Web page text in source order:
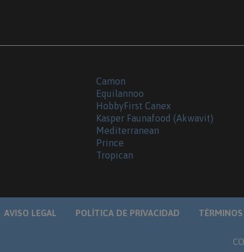
Camon
Equilannoo
HobbyFirst Canex
Kasper Faunafood (Akwavit)
Mediterranean
Prince
Tropican
AVISO LEGAL POLÍTICA DE PRIVACIDAD